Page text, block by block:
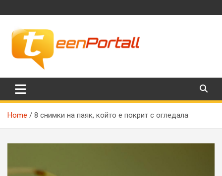
to
TeenPortall
Home 8 снимки на паяк, който е покрит с огледала